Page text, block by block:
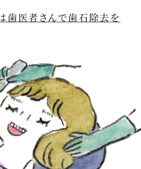
歯医者さんで歯石除去を